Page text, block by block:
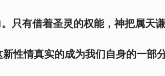
只有借着圣灵的权能，神把属天
性情真实的成为我们自身的一部